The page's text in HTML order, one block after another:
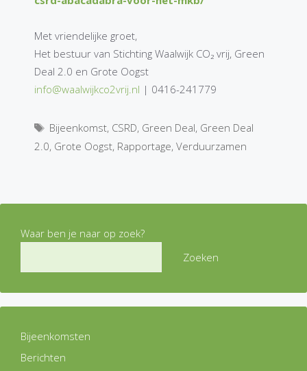
Met vriendelijke groet,
Het bestuur van Stichting Waalwijk CO₂ vrij, Green
Deal 2.0 en Grote Oogst
info@waalwijkco2vrij.nl | 0416-241779
Tags
Bijeenkomst, CSRD, Green Deal, Green Deal
2.0, Grote Oogst, Rapportage, Verduurzamen
Waar ben je naar op zoek?
Zoeken
Bijeenkomsten
Berichten